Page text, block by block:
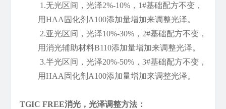
1.无光区间，光泽2%-10%，1#基础配方不变，
用HAA固化剂A100添加量增加来调整光泽。
2.亚光区间，光泽10%-30%，2#基础配方不变，
用消光辅助材料B110添加量增加来调整光泽。
3.半光区间，光泽20%-50%，3#基础配方不变，
用HAA固化剂A100添加量增加来调整光泽。
TGIC FREE消光，光泽调整方法：